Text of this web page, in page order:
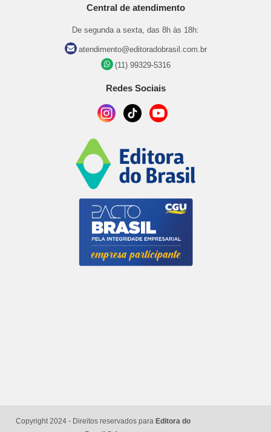
Central de atendimento
De segunda a sexta, das 8h às 18h:
atendimento@editoradobrasil.com.br
(11) 99329-5316
Redes Sociais
Copyright 2024 - Direitos reservados para Editora do